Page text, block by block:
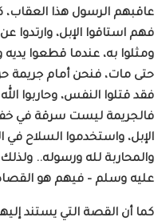
عاقبهم الرسول هذا العقاب،
فهم استاقوا الإبل، وارتدوا
ومثلوا به، عندما قطعوا
حتى مات، فنحن أمام جريمة
فقد قتلوا النفس، وحاربوا
فالجريمة ليست سرقة في
الإبل، واستخدموا السلاح في
والمحاربة لله ورسوله..
عليه وسلم – فيهم هو
كما أن القصة التي يستند